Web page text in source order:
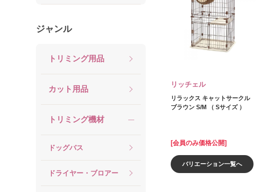
ジャンル
トリミング用品
カット用品
トリミング機材
ドッグバス
ドライヤー・ブロアー
リッチェル
リラックス キャットサークル
ブラウン S/M （ Sサイズ ）
[会員のみ価格公開]
バリエーション一覧へ